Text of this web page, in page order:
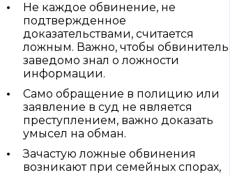
Не каждое обвинение, не
подтвержденное
доказательствами, считается
ложным. Важно, чтобы обвинитель
заведомо знал о ложности
информации.
Само обращение в полицию или
заявление в суд не является
преступлением, важно доказать
умысел на обман.
Зачастую ложные обвинения
возникают при семейных спорах,